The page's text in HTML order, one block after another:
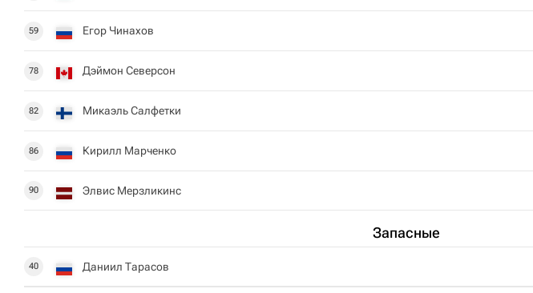
59 Егор Чинахов
78 Дэймон Северсон
82 Микаэль Салфетки
86 Кирилл Марченко
90 Элвис Мерзликинс
Запасные
40 Даниил Тарасов